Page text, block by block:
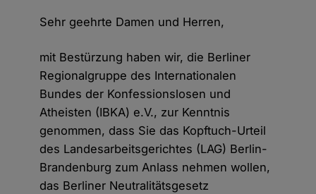
Sehr geehrte Damen und Herren,
mit Bestürzung haben wir, die Berliner
Regionalgruppe des Internationalen
Bundes der Konfessionslosen und
Atheisten (IBKA) e.V., zur Kenntnis
genommen, dass Sie das Kopftuch-Urteil
des Landesarbeitsgerichtes (LAG) Berlin-
Brandenburg zum Anlass nehmen wollen,
das Berliner Neutralitätsgesetz